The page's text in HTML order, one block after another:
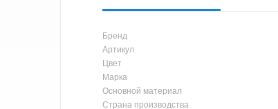
Бренд
Артикул
Цвет
Марка
Основной материал
Страна производства